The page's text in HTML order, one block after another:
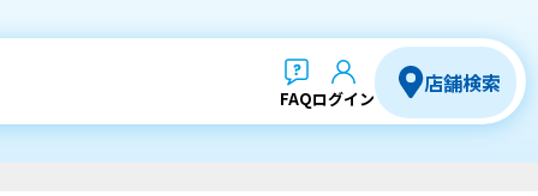
FAQログイン
店舗検索